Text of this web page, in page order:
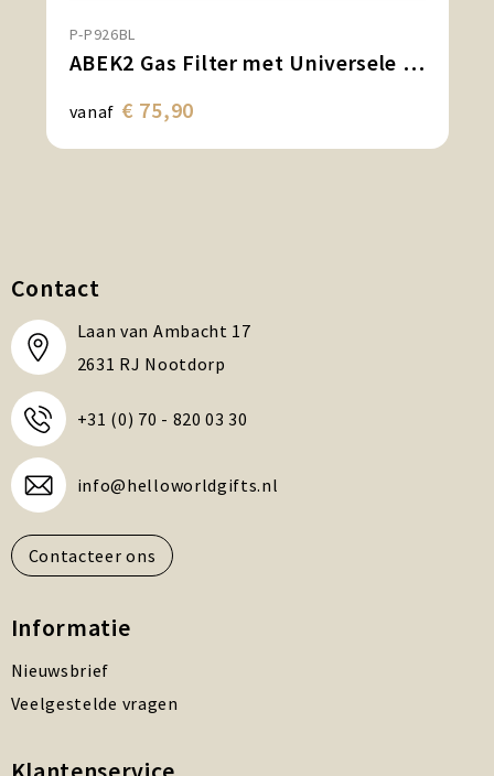
P-P926BL
ABEK2 Gas Filter met Universele Schroefdraadsluiting (Pk4)
vanaf € 75,90
Contact
Laan van Ambacht 17
2631 RJ Nootdorp
+31 (0) 70 - 820 03 30
info@helloworldgifts.nl
Contacteer ons
Informatie
Nieuwsbrief
Veelgestelde vragen